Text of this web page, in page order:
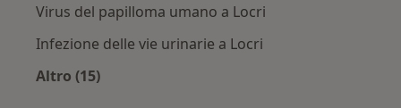
Virus del papilloma umano a Locri
Infezione delle vie urinarie a Locri
Altro (15)